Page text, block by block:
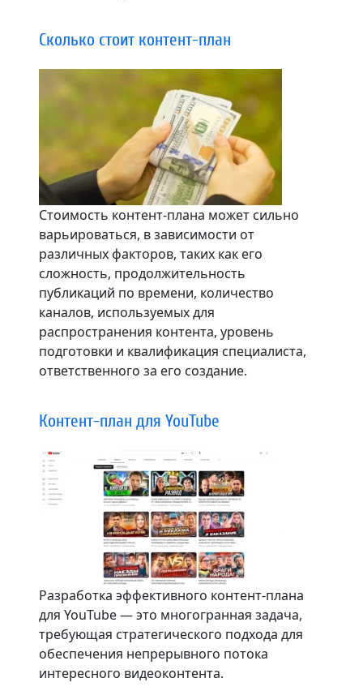
Сколько стоит контент-план
Стоимость контент-плана может сильно
варьироваться, в зависимости от
различных факторов, таких как его
сложность, продолжительность
публикаций по времени, количество
каналов, используемых для
распространения контента, уровень
подготовки и квалификация специалиста,
ответственного за его создание.
Контент-план для YouTube
Разработка эффективного контент-плана
для YouTube — это многогранная задача,
требующая стратегического подхода для
обеспечения непрерывного потока
интересного видеоконтента.